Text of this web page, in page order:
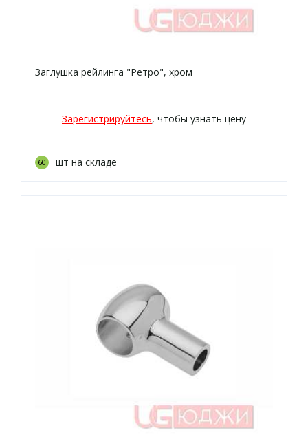
Заглушка рейлинга "Ретро", хром
Зарегистрируйтесь, чтобы узнать цену
60 шт на складе